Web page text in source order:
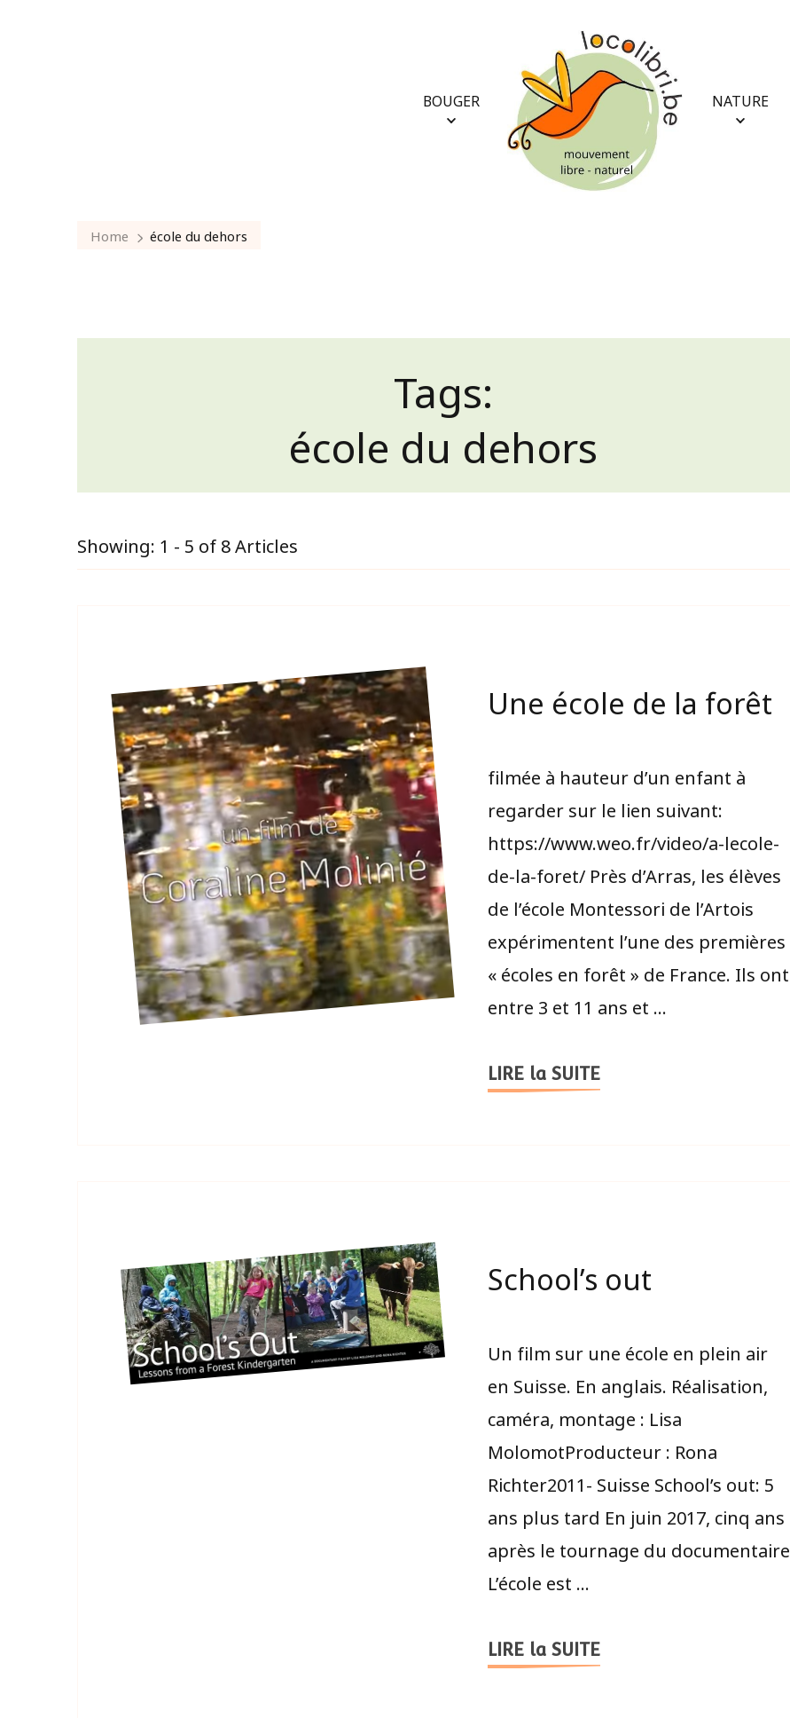
BOUGER NATURE
Home école du dehors
Tags:
école du dehors
Showing: 1 - 5 of 8 Articles
Une école de la forêt
filmée à hauteur d’un enfant à
regarder sur le lien suivant:
https://www.weo.fr/video/a-lecole-
de-la-foret/ Près d’Arras, les élèves
de l’école Montessori de l’Artois
expérimentent l’une des premières
« écoles en forêt » de France. Ils ont
entre 3 et 11 ans et …
LIRE la SUITE
School’s out
Un film sur une école en plein air
en Suisse. En anglais. Réalisation,
caméra, montage : Lisa
MolomotProducteur : Rona
Richter2011- Suisse School’s out: 5
ans plus tard En juin 2017, cinq ans
après le tournage du documentaire
L’école est …
LIRE la SUITE